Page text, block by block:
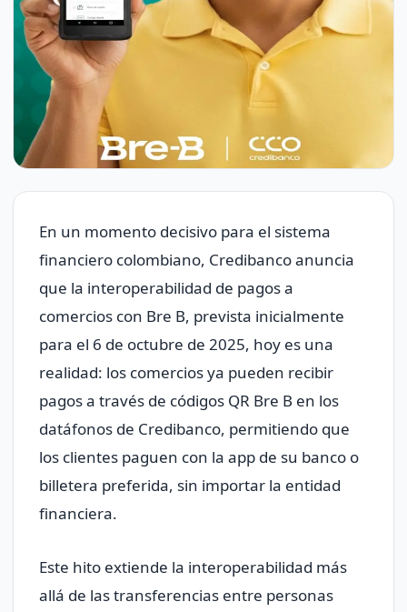
En un momento decisivo para el sistema
financiero colombiano, Credibanco anuncia
que la interoperabilidad de pagos a
comercios con Bre B, prevista inicialmente
para el 6 de octubre de 2025, hoy es una
realidad: los comercios ya pueden recibir
pagos a través de códigos QR Bre B en los
datáfonos de Credibanco, permitiendo que
los clientes paguen con la app de su banco o
billetera preferida, sin importar la entidad
financiera.
Este hito extiende la interoperabilidad más
allá de las transferencias entre personas